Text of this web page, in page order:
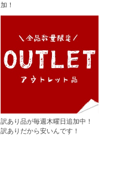
加！
訳あり品が毎週木曜日追加中！
訳ありだから安いんです！